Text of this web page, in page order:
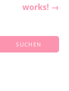
works! →